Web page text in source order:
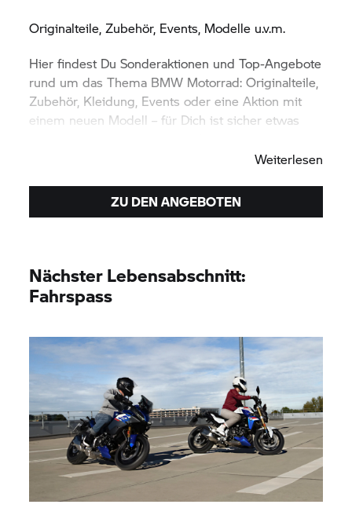
Originalteile, Zubehör, Events, Modelle u.v.m.
Hier findest Du Sonderaktionen und Top-Angebote
rund um das Thema BMW Motorrad: Originalteile,
Zubehör, Kleidung, Events oder eine Aktion mit
einem neuen Modell – für Dich ist sicher etwas
Weiterlesen
ZU DEN ANGEBOTEN
Nächster Lebensabschnitt:
Fahrspass